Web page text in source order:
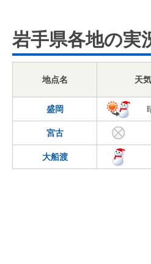
岩手県各地の実
地点名 天気
盛岡
宮古
大船渡